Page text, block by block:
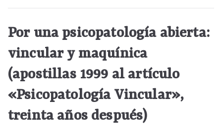
Por una psicopatología abierta:
vincular y maquínica
(apostillas 1999 al artículo
«Psicopatología Vincular»,
treinta años después)